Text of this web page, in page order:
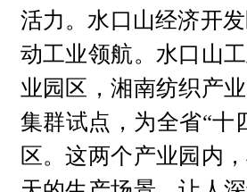
活力。水口山经济开
动工业领航。水口山
业园区，湘南纺织产
集群试点，为全省“十
区。这两个产业园内